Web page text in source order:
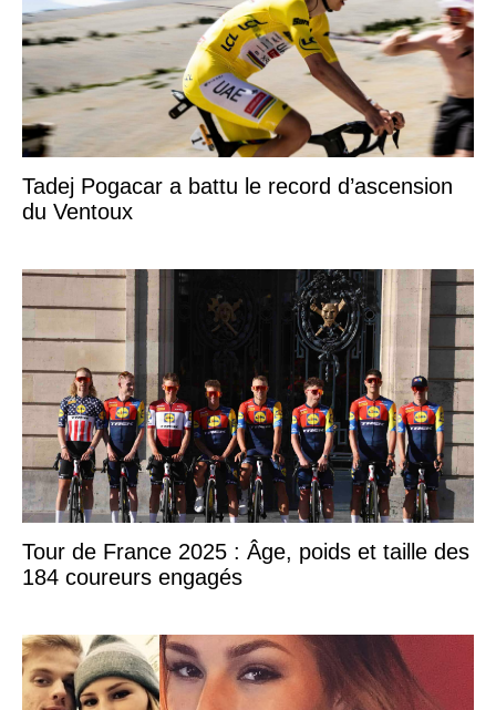
Tadej Pogacar a battu le record d’ascension
du Ventoux
Tour de France 2025 : Âge, poids et taille des
184 coureurs engagés